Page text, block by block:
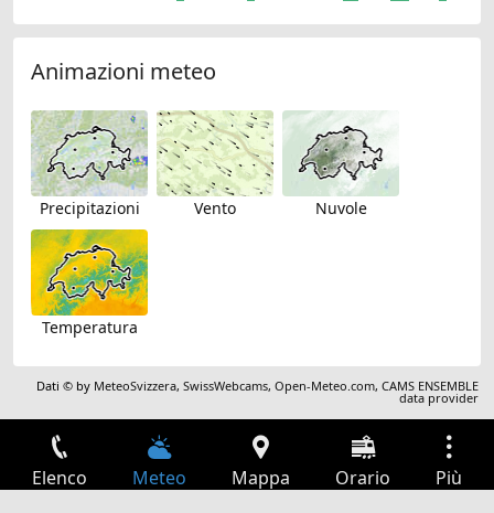
Animazioni meteo
Precipitazioni Vento Nuvole
Temperatura
Dati © by MeteoSvizzera,SwissWebcams,Open-Meteo.com,CAMS ENSEMBLE
data provider
Elenco Meteo Mappa Orario Più